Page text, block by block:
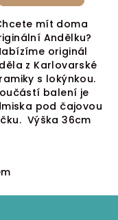
mít doma
Andělku?
originál
z Karlovarské
s lokýnkou.
balení je
pod čajovou
Výška 36cm